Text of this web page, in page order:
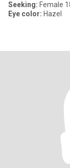
Seeking: Female
Eye color: Hazel